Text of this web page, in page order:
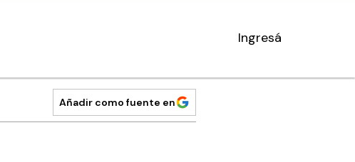
Ingresá
Añadir como fuente en